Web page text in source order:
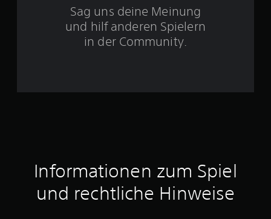
n
u
s
Sag uns deine Meinung
und hilf anderen Spielern
in der Community.
Informationen zum Spiel
und rechtliche Hinweise